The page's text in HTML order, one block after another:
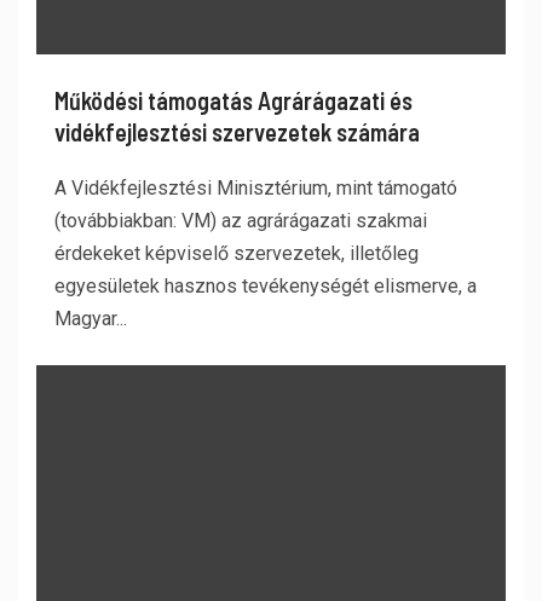
Működési támogatás Agrárágazati és
vidékfejlesztési szervezetek számára
A Vidékfejlesztési Minisztérium, mint támogató
(továbbiakban: VM) az agrárágazati szakmai
érdekeket képviselő szervezetek, illetőleg
egyesületek hasznos tevékenységét elismerve, a
Magyar...